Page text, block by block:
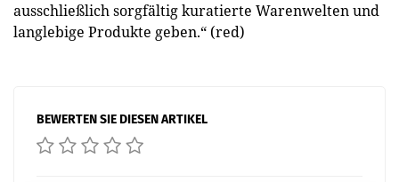
ausschließlich sorgfältig kuratierte Warenwelten und
langlebige Produkte geben.“ (red)
BEWERTEN SIE DIESEN ARTIKEL